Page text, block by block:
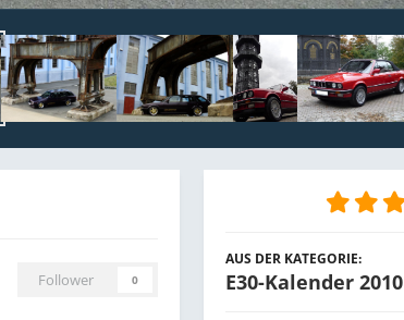
Follower 0
AUS DER KATEGORIE:
E30-Kalender 2010